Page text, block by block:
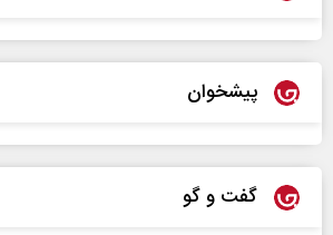
پیشخوان
گفت و گو